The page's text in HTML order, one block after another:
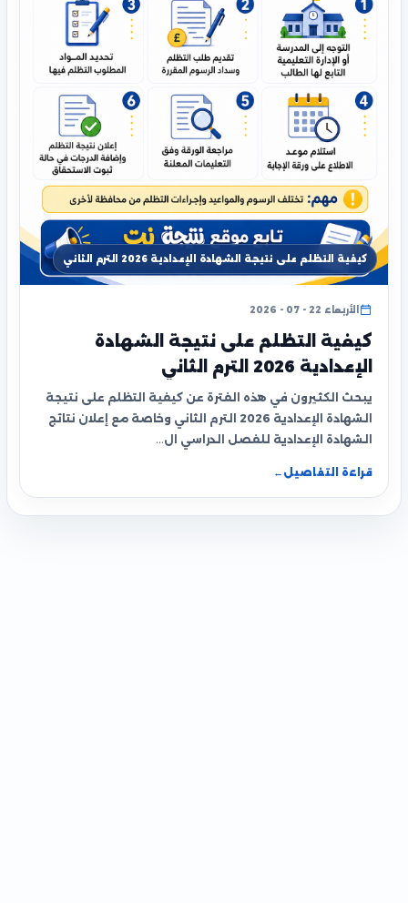
كيفية التظلم على نتيجة الشهادة الإعدادية 2026 الترم الثاني
الأربعاء 22 - 07 - 2026
كيفية التظلم على نتيجة الشهادة
الإعدادية 2026 الترم الثاني
يبحث الكثيرون في هذه الفترة عن كيفية التظلم على نتيجة
الشهادة الإعدادية 2026 الترم الثاني وخاصة مع إعلان نتائج
الشهادة الإعدادية للفصل الدراسي ال…
قراءة التفاصيل ←